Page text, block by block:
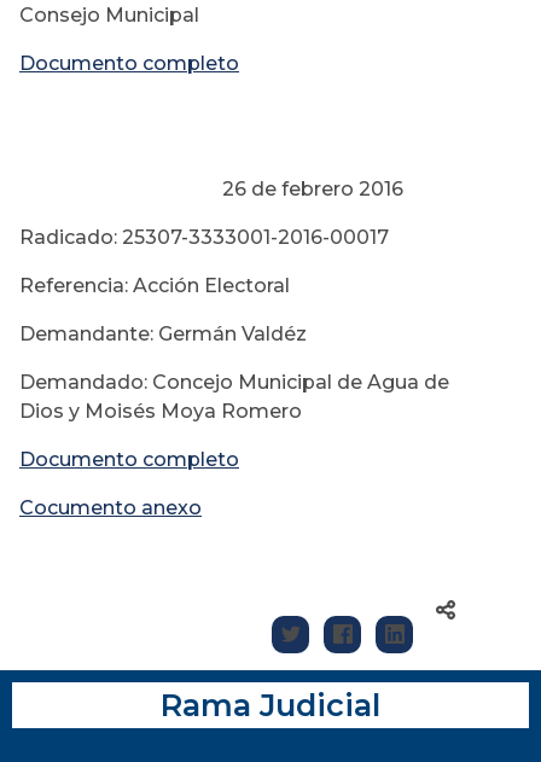
Consejo Municipal
Documento completo
26 de febrero 2016
Radicado: 25307-3333001-2016-00017
Referencia: Acción Electoral
Demandante: Germán Valdéz
Demandado: Concejo Municipal de Agua de
Dios y Moisés Moya Romero
Documento completo
Cocumento anexo
Rama Judicial